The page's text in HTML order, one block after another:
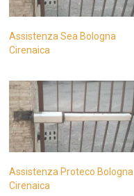
Assistenza Sea Bologna
Cirenaica
Assistenza Proteco Bologna
Cirenaica